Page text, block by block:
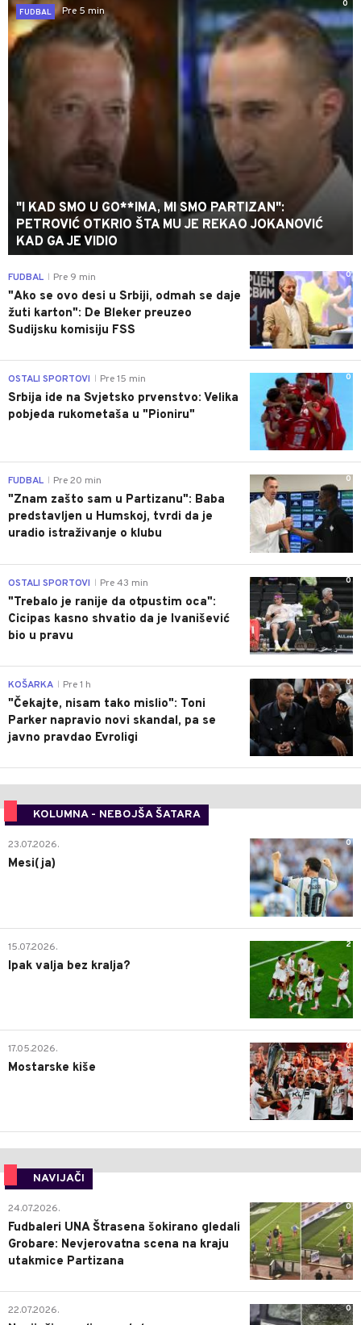
0
FUDBAL
Pre 5 min
"I KAD SMO U GO**IMA, MI SMO PARTIZAN":
PETROVIĆ OTKRIO ŠTA MU JE REKAO JOKANOVIĆ
KAD GA JE VIDIO
0
FUDBAL Pre 9 min
"Ako se ovo desi u Srbiji, odmah se daje
žuti karton": De Bleker preuzeo
Sudijsku komisiju FSS
0
OSTALI SPORTOVI Pre 15 min
Srbija ide na Svjetsko prvenstvo: Velika
pobjeda rukometaša u "Pioniru"
0
FUDBAL Pre 20 min
"Znam zašto sam u Partizanu": Baba
predstavljen u Humskoj, tvrdi da je
uradio istraživanje o klubu
0
OSTALI SPORTOVI Pre 43 min
"Trebalo je ranije da otpustim oca":
Cicipas kasno shvatio da je Ivanišević
bio u pravu
0
KOŠARKA Pre 1 h
"Čekajte, nisam tako mislio": Toni
Parker napravio novi skandal, pa se
javno pravdao Evroligi
KOLUMNA - NEBOJŠA ŠATARA
0
23.07.2026.
Mesi(ja)
2
15.07.2026.
Ipak valja bez kralja?
0
17.05.2026.
Mostarske kiše
NAVIJAČI
0
24.07.2026.
Fudbaleri UNA Štrasena šokirano gledali
Grobare: Nevjerovatna scena na kraju
utakmice Partizana
0
22.07.2026.